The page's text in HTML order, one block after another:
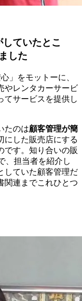
ていたとこ
した
」をモットーに、
やレンタカーサービ
てサービスを提供し
たのは顧客管理が簡
にした販売店にする
です。知り合いの販
、担当者を紹介し
していた顧客管理だ
関連までこれひとつ